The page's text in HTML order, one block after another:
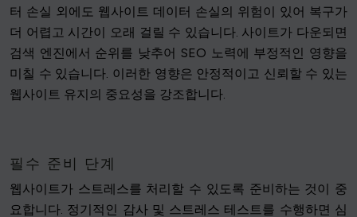
터 손실 외에도 웹사이트 데이터 손실의 위험이 있어 복구가
더 어렵고 시간이 오래 걸릴 수 있습니다. 사이트가 다운되면
검색 엔진에서 순위를 낮추어 SEO 노력에 부정적인 영향을
미칠 수 있습니다. 이러한 영향은 안정적이고 신뢰할 수 있는
웹사이트 유지의 중요성을 강조합니다.
필수 준비 단계
웹사이트가 스트레스를 처리할 수 있도록 준비하는 것이 중
요합니다. 정기적인 감사 및 스트레스 테스트를 수행하면 심